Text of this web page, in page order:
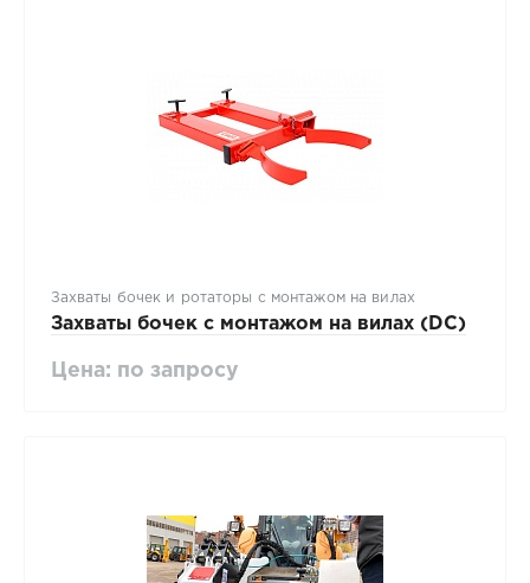
Захваты бочек и ротаторы с монтажом на вилах
Захваты бочек с монтажом на вилах (DC)
Цена: по запросу